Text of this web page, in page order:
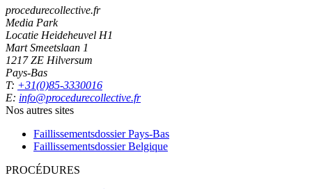
procedurecollective.fr
Media Park
Locatie Heideheuvel H1
Mart Smeetslaan 1
1217 ZE Hilversum
Pays-Bas
T: +31(0)85-3330016
E: info@procedurecollective.fr
Nos autres sites
Faillissementsdossier Pays-Bas
Faillissementsdossier Belgique
PROCÉDURES